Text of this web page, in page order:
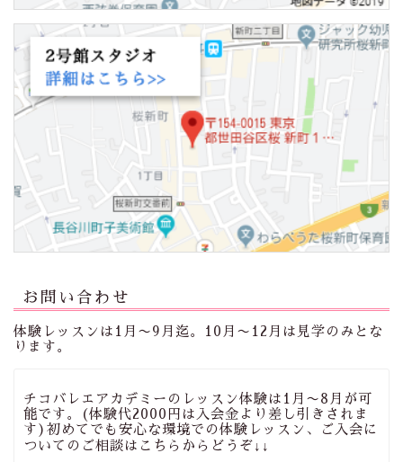
お問い合わせ
体験レッスンは1月〜9月迄。10月〜12月は見学のみとな
ります。
チコバレエアカデミーのレッスン体験は1月〜8月が可
能です。(体験代2000円は入会金より差し引きされま
す)初めてでも安心な環境での体験レッスン、ご入会に
ついてのご相談はこちらからどうぞ↓↓